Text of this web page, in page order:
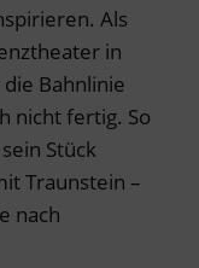
Als
in
Bahnlinie
nicht fertig. So
Stück
Traunstein –
nach